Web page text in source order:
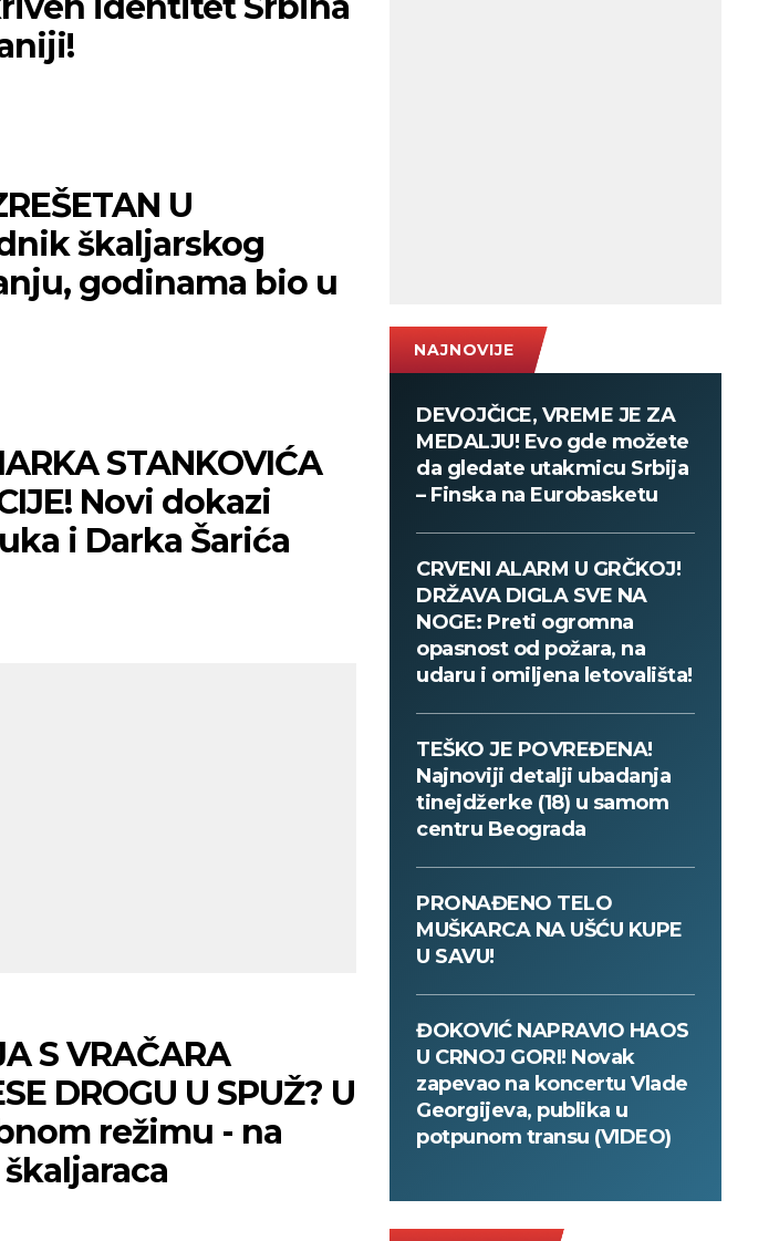
U
škaljarskog
godinama bio u
STANKOVIĆA
Novi dokazi
i Darka Šarića
S VRAČARA
DROGU U SPUŽ? U
režimu - na
NAJNOVIJE
DEVOJČICE, VREME JE ZA
MEDALJU! Evo gde možete
da gledate utakmicu Srbija
– Finska na Eurobasketu
CRVENI ALARM U GRČKOJ!
DRŽAVA DIGLA SVE NA
NOGE: Preti ogromna
opasnost od požara, na
udaru i omiljena letovališta!
TEŠKO JE POVREĐENA!
Najnoviji detalji ubadanja
tinejdžerke (18) u samom
centru Beograda
PRONAĐENO TELO
MUŠKARCA NA UŠĆU KUPE
U SAVU!
ĐOKOVIĆ NAPRAVIO HAOS
U CRNOJ GORI! Novak
zapevao na koncertu Vlade
Georgijeva, publika u
potpunom transu (VIDEO)